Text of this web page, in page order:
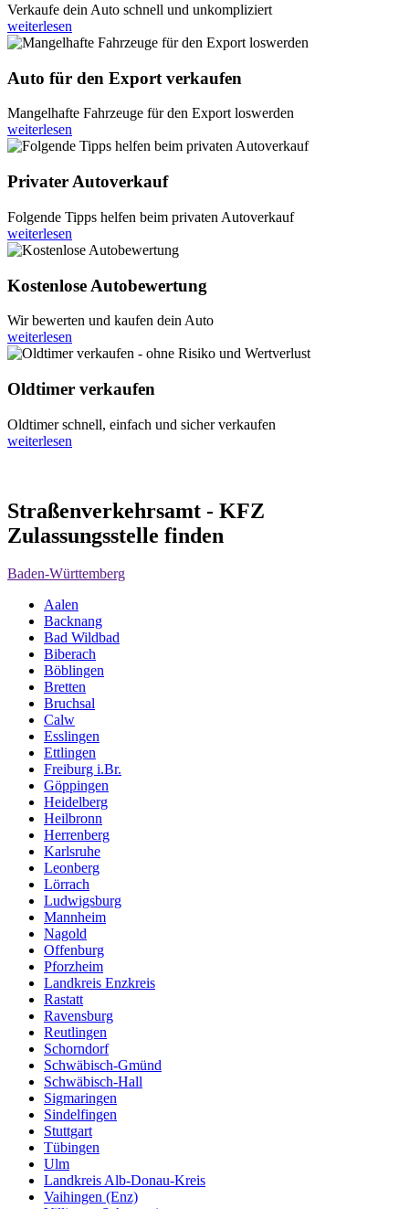
Verkaufe dein Auto schnell und unkompliziert
weiterlesen
Auto für den Export verkaufen
Mangelhafte Fahrzeuge für den Export loswerden
weiterlesen
Privater Autoverkauf
Folgende Tipps helfen beim privaten Autoverkauf
weiterlesen
Kostenlose Autobewertung
Wir bewerten und kaufen dein Auto
weiterlesen
Oldtimer verkaufen
Oldtimer schnell, einfach und sicher verkaufen
weiterlesen
Straßenverkehrsamt - KFZ
Zulassungsstelle finden
Baden-Württemberg
Aalen
Backnang
Bad Wildbad
Biberach
Böblingen
Bretten
Bruchsal
Calw
Esslingen
Ettlingen
Freiburg i.Br.
Göppingen
Heidelberg
Heilbronn
Herrenberg
Karlsruhe
Leonberg
Lörrach
Ludwigsburg
Mannheim
Nagold
Offenburg
Pforzheim
Landkreis Enzkreis
Rastatt
Ravensburg
Reutlingen
Schorndorf
Schwäbisch-Gmünd
Schwäbisch-Hall
Sigmaringen
Sindelfingen
Stuttgart
Tübingen
Ulm
Landkreis Alb-Donau-Kreis
Vaihingen (Enz)